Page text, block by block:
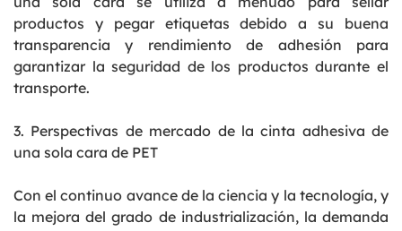
productos y pegar etiquetas debido a su buena
transparencia y rendimiento de adhesión para
garantizar la seguridad de los productos durante el
transporte.
3. Perspectivas de mercado de la cinta adhesiva de
una sola cara de PET
Con el continuo avance de la ciencia y la tecnología, y
la mejora del grado de industrialización, la demanda